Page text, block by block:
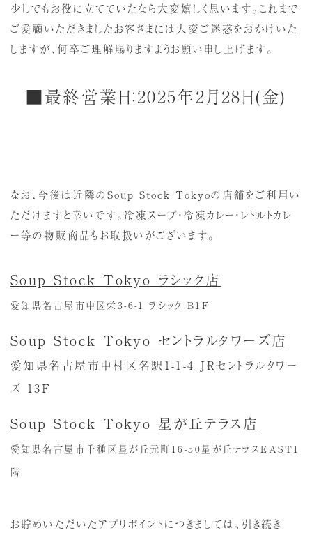
少しでもお役に立てていたなら大変嬉しく思います。これまで
ご愛顧いただきましたお客さまには大変ご迷惑をおかけいた
しますが、何卒ご理解賜りますようお願い申し上げます。
■最終営業日：2025年2月28日(金)
なお、今後は近隣のSoup Stock Tokyoの店舗をご利用い
ただけますと幸いです。冷凍スープ・冷凍カレー・レトルトカレ
ー等の物販商品もお取扱いがございます。
Soup Stock Tokyo ラシック店
愛知県名古屋市中区栄3-6-1 ラシック B1F
Soup Stock Tokyo セントラルタワーズ店
愛知県名古屋市中村区名駅1-1-4 JRセントラルタワー
ズ 13F
Soup Stock Tokyo 星が丘テラス店
愛知県名古屋市千種区星が丘元町16-50星が丘テラスEAST1
階
お貯めいただいたアプリポイントにつきましては、引き続き